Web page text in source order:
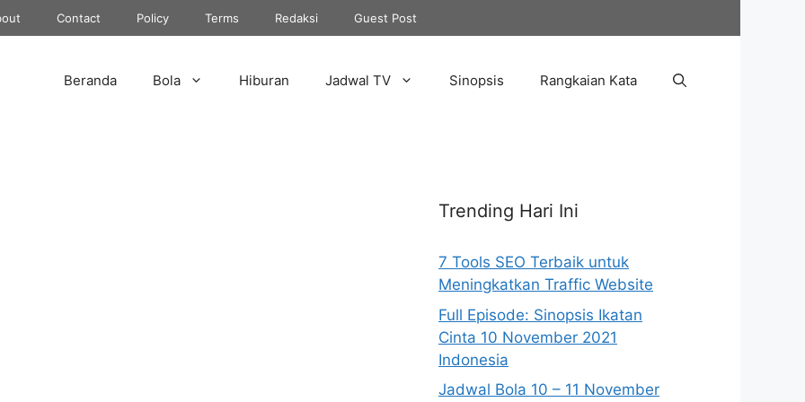
Contact Policy Terms Redaksi Guest Post
Beranda Bola Hiburan Jadwal TV Sinopsis Rangkaian Kata
Trending Hari Ini
7 Tools SEO Terbaik untuk
Meningkatkan Traffic Website
Full Episode: Sinopsis Ikatan
Cinta 10 November 2021
Indonesia
Jadwal Bola 10 – 11 November